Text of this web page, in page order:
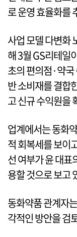
로 운영 효율화를
사업 모델 다변화
해 3월 GS리테일
초의 편의점·약
반 소비재를 결합
고 신규 수익원을
업계에서는 동화
적 회복세를 보이
선 여부가 윤 대표
용할 것으로 보고
동화약품 관계자
각적인 방안을 검